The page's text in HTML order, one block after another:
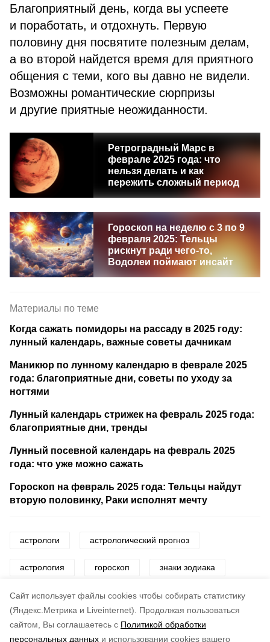
Cайт использует файлы cookies чтобы собирать статистику
(Яндекс.Метрика и Liveinternet).
Продолжая пользоваться
сайтом, Вы соглашаетесь с Политикой обработки
персональных данных и использовании cookies вашего
Благоприятный день, когда вы успеете
и поработать, и отдохнуть. Первую
половину дня посвятите полезным делам,
а во второй найдется время для приятного
общения с теми, кого вы давно не видели.
Возможны романтические сюрпризы
и другие приятные неожиданности.
Ретроградный Марс в
феврале 2025 года: что
нельзя делать и как
пережить сложный период
Гороскоп на неделю с 3 по 9
февраля 2025: Тельцы
рискнут ради чего-то,
Водолеи поймают инсайт
Материалы по теме
Когда сажать помидоры на рассаду в 2025 году:
лунный календарь, важные советы дачникам
Маникюр по лунному календарю в феврале 2025
года: благоприятные дни, советы по уходу за
ногтями
Лунный календарь стрижек на февраль 2025 года:
благоприятные дни, тренды
Лунный посевной календарь на февраль 2025
года: что уже можно сажать
Гороскоп на февраль 2025 года: Тельцы найдут
вторую половинку, Раки исполнят мечту
астрологи астрологический прогноз
астрология гороскоп знаки зодиака
звезды